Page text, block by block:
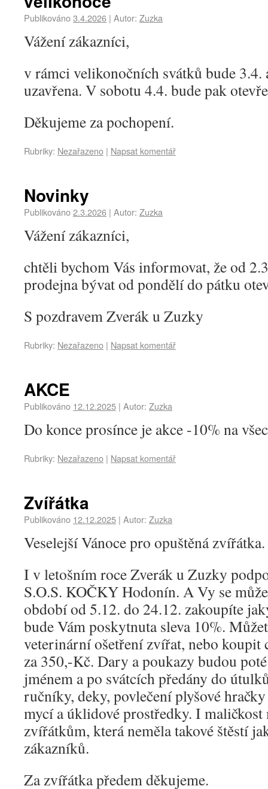
Publikováno3.4.2026 | Autor: Zuzka
Vážení zákazníci,
v rámci velikonočních svátků bude 3.4.
uzavřena. V sobotu 4.4. bude pak
Děkujeme za pochopení.
Rubriky: Nezařazeno | Napsat komentář
Novinky
Publikováno2.3.2026 | Autor: Zuzka
Vážení zákazníci,
chtěli bychom Vás informovat, že od
prodejna bývat od pondělí do pátku
S pozdravem Zverák u Zuzky
Rubriky: Nezařazeno | Napsat komentář
AKCE
Publikováno 12.12.2025 | Autor: Zuzka
Do konce prosínce je akce -10% na
Rubriky: Nezařazeno | Napsat komentář
Zvířátka
Publikováno 12.12.2025 | Autor: Zuzka
Veselejší Vánoce pro opuštěná zvířátka.
I v letošním roce Zverák u Zuzky
S.O.S. KOČKY Hodonín. A Vy se
období od 5.12. do 24.12. zakoupíte
bude Vám poskytnuta sleva 10%.
veterinární ošetření zvířat, nebo
za 350,-Kč. Dary a poukazy budou
jménem a po svátcích předány do
ručníky, deky, povlečení plyšové
mycí a úklidové prostředky. I
zvířátkům, která neměla takové štěstí
zákazníků.
Za zvířátka předem děkujeme.